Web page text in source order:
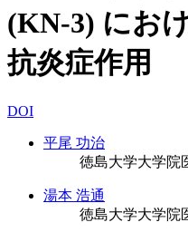
(KN-3) にお
抗炎症作用
DOI
平尾 功治
徳島大学大学院
湯本 浩通
徳島大学大学院